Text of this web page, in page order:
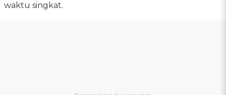
waktu singkat.